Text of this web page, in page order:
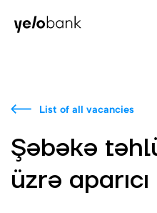
Individuals
List of all vacancies
Şəbəkə
üzrə